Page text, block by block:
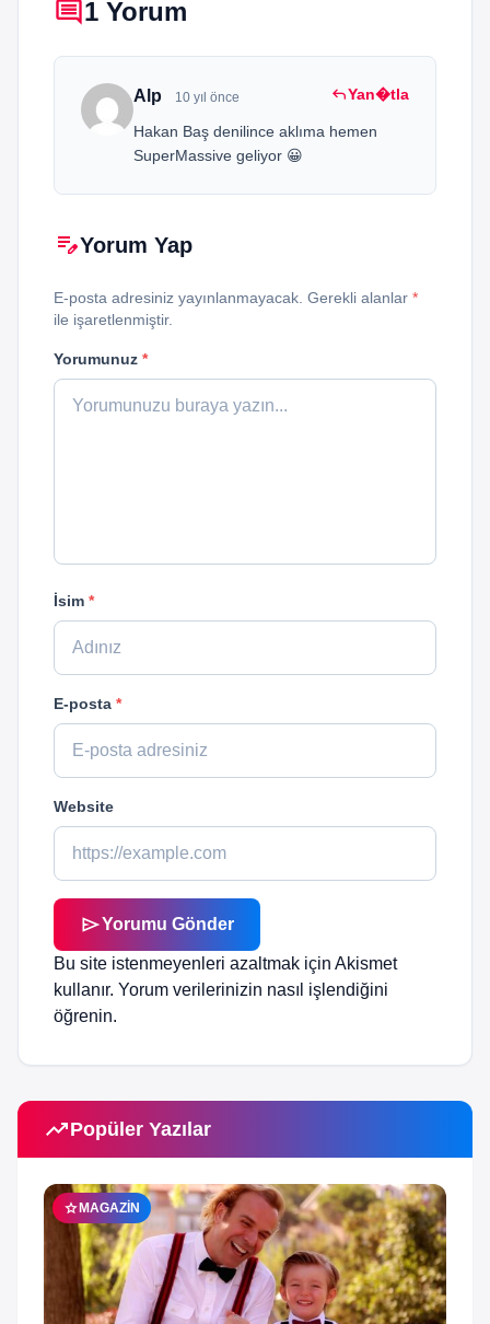
comment1 Yorum
Alp 10 yıl önce replyYan�tla
Hakan Baş denilince aklıma hemen
SuperMassive geliyor 😀
edit_noteYorum Yap
E-posta adresiniz yayınlanmayacak. Gerekli alanlar *
ile işaretlenmiştir.
Yorumunuz *
İsim *
E-posta *
Website
sendYorumu Gönder
Bu site istenmeyenleri azaltmak için Akismet
kullanır. Yorum verilerinizin nasıl işlendiğini
öğrenin.
trending_upPopüler Yazılar
starMAGAZIN